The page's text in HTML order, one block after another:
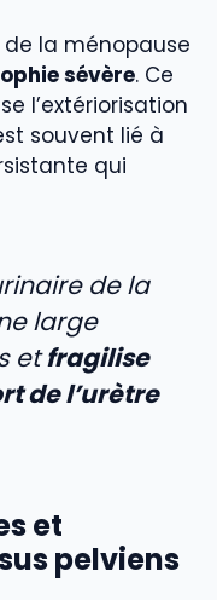
la ménopause
sévère. Ce
l’extériorisation
souvent lié à
qui
de la
large
etfragilise
de l’urètre
et
pelviens